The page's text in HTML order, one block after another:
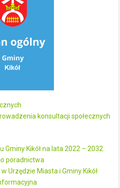
konsultacji społecznych
Gminy Kikół na lata 2022 – 2032.
poradnictwa
Urzędzie Miasta i Gminy Kikół